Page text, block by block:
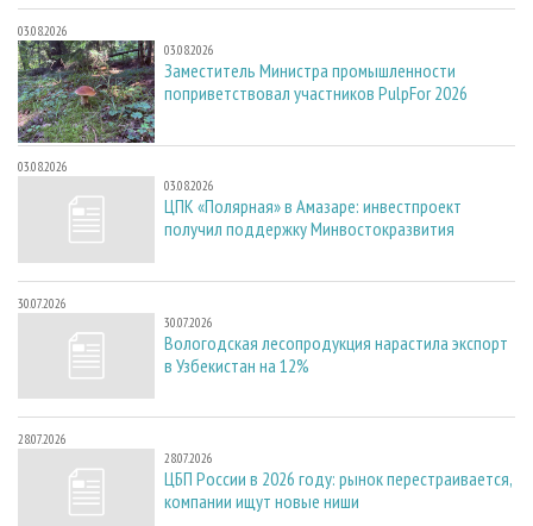
03.08.2026
03.08.2026
Заместитель Министра промышленности
поприветствовал участников PulpFor 2026
03.08.2026
03.08.2026
ЦПК «Полярная» в Амазаре: инвестпроект
получил поддержку Минвостокразвития
30.07.2026
30.07.2026
Вологодская лесопродукция нарастила экспорт
в Узбекистан на 12%
28.07.2026
28.07.2026
ЦБП России в 2026 году: рынок перестраивается,
компании ищут новые ниши